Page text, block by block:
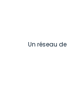
Un réseau de